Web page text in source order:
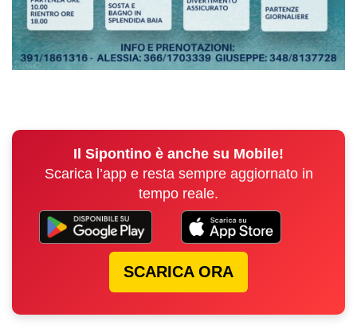
Il Sipontino è anche su Mobile!
Scarica l’app e resta sempre aggiornato in
tempo reale.
SCARICA ORA